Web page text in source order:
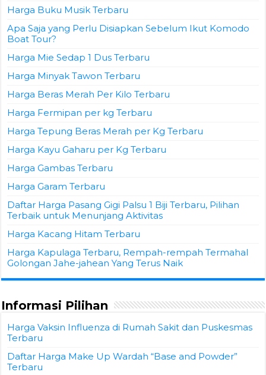
Harga Buku Musik Terbaru
Apa Saja yang Perlu Disiapkan Sebelum Ikut Komodo
Boat Tour?
Harga Mie Sedap 1 Dus Terbaru
Harga Minyak Tawon Terbaru
Harga Beras Merah Per Kilo Terbaru
Harga Fermipan per kg Terbaru
Harga Tepung Beras Merah per Kg Terbaru
Harga Kayu Gaharu per Kg Terbaru
Harga Gambas Terbaru
Harga Garam Terbaru
Daftar Harga Pasang Gigi Palsu 1 Biji Terbaru, Pilihan
Terbaik untuk Menunjang Aktivitas
Harga Kacang Hitam Terbaru
Harga Kapulaga Terbaru, Rempah-rempah Termahal
Golongan Jahe-jahean Yang Terus Naik
Informasi Pilihan
Harga Vaksin Influenza di Rumah Sakit dan Puskesmas
Terbaru
Daftar Harga Make Up Wardah “Base and Powder”
Terbaru